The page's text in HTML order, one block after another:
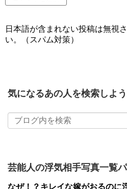
日本語が含まれない投稿は無視
い。（スパム対策）
気になるあの人を検索しよう
芸能人の浮気相手写真一覧
なぜ！？キレイな嫁がおるのに